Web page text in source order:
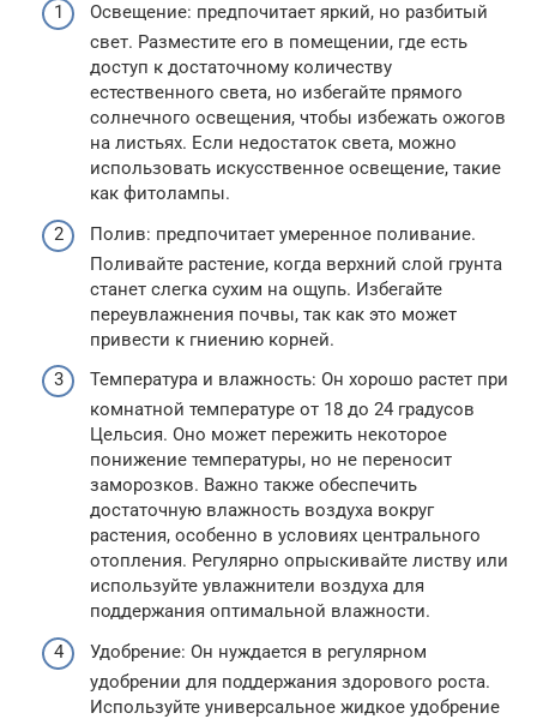
Освещение: предпочитает яркий, но разбитый
свет. Разместите его в помещении, где есть
доступ к достаточному количеству
естественного света, но избегайте прямого
солнечного освещения, чтобы избежать ожогов
на листьях. Если недостаток света, можно
использовать искусственное освещение, такие
как фитолампы.
Полив: предпочитает умеренное поливание.
Поливайте растение, когда верхний слой грунта
станет слегка сухим на ощупь. Избегайте
переувлажнения почвы, так как это может
привести к гниению корней.
Температура и влажность: Он хорошо растет при
комнатной температуре от 18 до 24 градусов
Цельсия. Оно может пережить некоторое
понижение температуры, но не переносит
заморозков. Важно также обеспечить
достаточную влажность воздуха вокруг
растения, особенно в условиях центрального
отопления. Регулярно опрыскивайте листву или
используйте увлажнители воздуха для
поддержания оптимальной влажности.
Удобрение: Он нуждается в регулярном
удобрении для поддержания здорового роста.
Используйте универсальное жидкое удобрение